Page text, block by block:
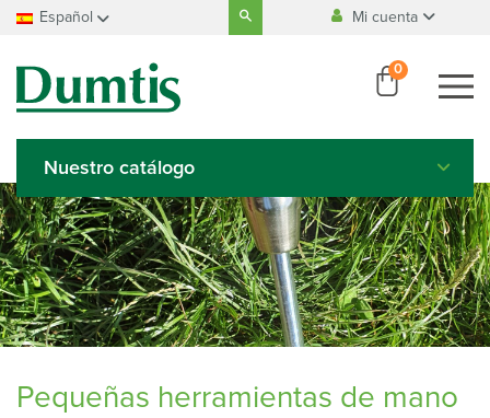
Español
Nederlands
Español
Search
for:
Mi cuenta
0
Pago 100% seguro
Nuestro catálogo
Pequeñas herramientas de mano